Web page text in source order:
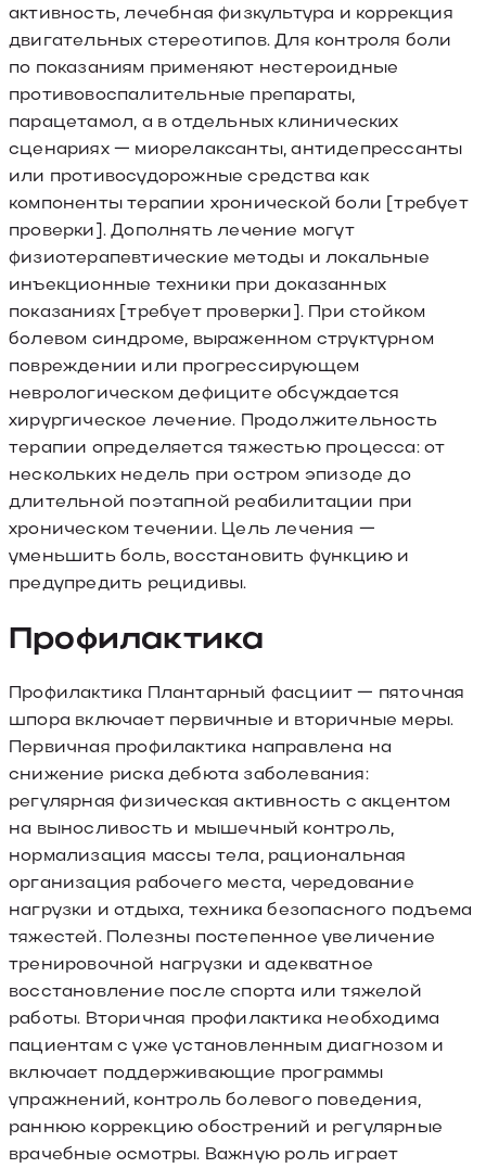
активность, лечебная физкультура и коррекция
двигательных стереотипов. Для контроля боли
по показаниям применяют нестероидные
противовоспалительные препараты,
парацетамол, а в отдельных клинических
сценариях — миорелаксанты, антидепрессанты
или противосудорожные средства как
компоненты терапии хронической боли [требует
проверки]. Дополнять лечение могут
физиотерапевтические методы и локальные
инъекционные техники при доказанных
показаниях [требует проверки]. При стойком
болевом синдроме, выраженном структурном
повреждении или прогрессирующем
неврологическом дефиците обсуждается
хирургическое лечение. Продолжительность
терапии определяется тяжестью процесса: от
нескольких недель при остром эпизоде до
длительной поэтапной реабилитации при
хроническом течении. Цель лечения —
уменьшить боль, восстановить функцию и
предупредить рецидивы.
Профилактика
Профилактика Плантарный фасциит — пяточная
шпора включает первичные и вторичные меры.
Первичная профилактика направлена на
снижение риска дебюта заболевания:
регулярная физическая активность с акцентом
на выносливость и мышечный контроль,
нормализация массы тела, рациональная
организация рабочего места, чередование
нагрузки и отдыха, техника безопасного подъема
тяжестей. Полезны постепенное увеличение
тренировочной нагрузки и адекватное
восстановление после спорта или тяжелой
работы. Вторичная профилактика необходима
пациентам с уже установленным диагнозом и
включает поддерживающие программы
упражнений, контроль болевого поведения,
раннюю коррекцию обострений и регулярные
врачебные осмотры. Важную роль играет